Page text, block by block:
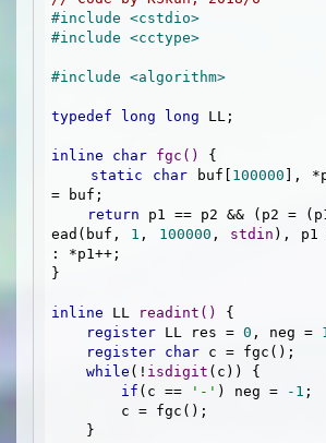
#include <cstdio>
#include <cctype>
#include <algorithm>
typedef long long LL;
inline char fgc ()
{
static
char buf[ 100000 ],
= buf;
return p1 == p2 && (p2 =
ead(buf, 1 , 100000 , stdin ), p1
: *p1++;
}
inline LL readint ()
{
register LL res = 0 , neg = 1
register char c = fgc();
while (! isdigit (c)) {
if (c == '-' ) neg = -1 ;